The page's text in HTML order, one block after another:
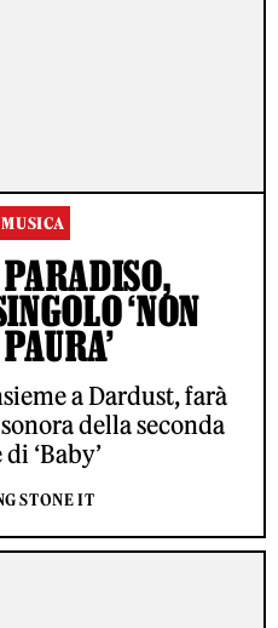
‘NON
a Dardust, farà
della seconda
‘Baby’
STONE IT